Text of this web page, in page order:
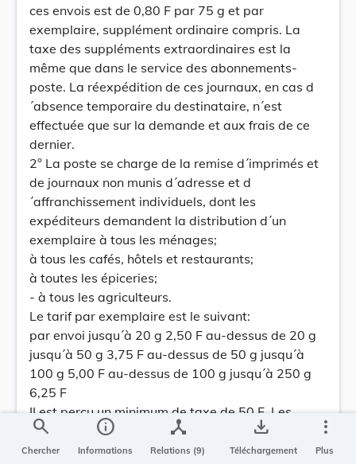
ces envois est de 0,80 F par 75 g et par
exemplaire, supplément ordinaire compris. La
taxe des suppléments extraordinaires est la
même que dans le service des abonnements-
poste. La réexpédition de ces journaux, en cas d
´absence temporaire du destinataire, n´est
effectuée que sur la demande et aux frais de ce
dernier.
2° La poste se charge de la remise d´imprimés et
de journaux non munis d´adresse et d
´affranchissement individuels, dont les
expéditeurs demandent la distribution d´un
exemplaire à tous les ménages;
à tous les cafés, hôtels et restaurants;
à toutes les épiceries;
- à tous les agriculteurs.
Le tarif par exemplaire est le suivant:
par envoi jusqu´à 20 g 2,50 F au-dessus de 20 g
jusqu´à 50 g 3,75 F au-dessus de 50 g jusqu´à
100 g 5,00 F au-dessus de 100 g jusqu´à 250 g
6,25 F
II est perçu un minimum de taxe de 50 F. Les
imprimés portant des annotations conférant à l
´envoi le caractère d´une lettre sont passibles de
search
Chercher
info
Informations
device_hub
Relations (9)
save_alt
Téléchargement
more_vert
Plus